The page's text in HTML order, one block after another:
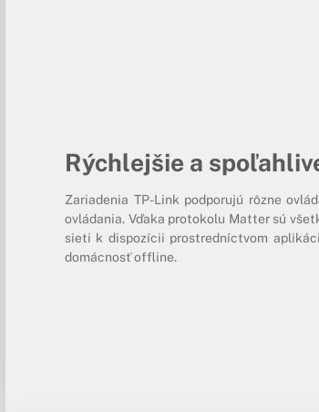
Rýchlejšie a
Zariadenia TP-Link podporujú rôzne
ovládania. Vďaka protokolu Matter sú
sieti k dispozícii prostredníctvom
domácnosť offline.